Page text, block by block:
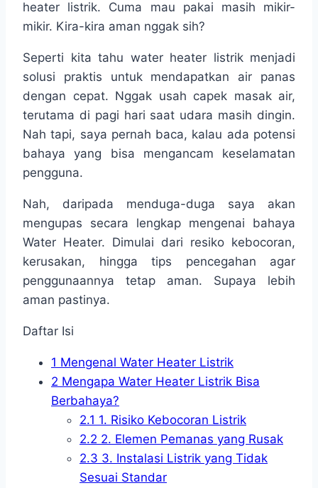
heater listrik. Cuma mau pakai masih mikir-
mikir. Kira-kira aman nggak sih?
Seperti kita tahu water heater listrik menjadi
solusi praktis untuk mendapatkan air panas
dengan cepat. Nggak usah capek masak air,
terutama di pagi hari saat udara masih dingin.
Nah tapi, saya pernah baca, kalau ada potensi
bahaya yang bisa mengancam keselamatan
pengguna.
Nah, daripada menduga-duga saya akan
mengupas secara lengkap mengenai bahaya
Water Heater. Dimulai dari resiko kebocoran,
kerusakan, hingga tips pencegahan agar
penggunaannya tetap aman. Supaya lebih
aman pastinya.
Daftar Isi
1 Mengenal Water Heater Listrik
2 Mengapa Water Heater Listrik Bisa
Berbahaya?
2.1 1. Risiko Kebocoran Listrik
2.2 2. Elemen Pemanas yang Rusak
2.3 3. Instalasi Listrik yang Tidak
Sesuai Standar